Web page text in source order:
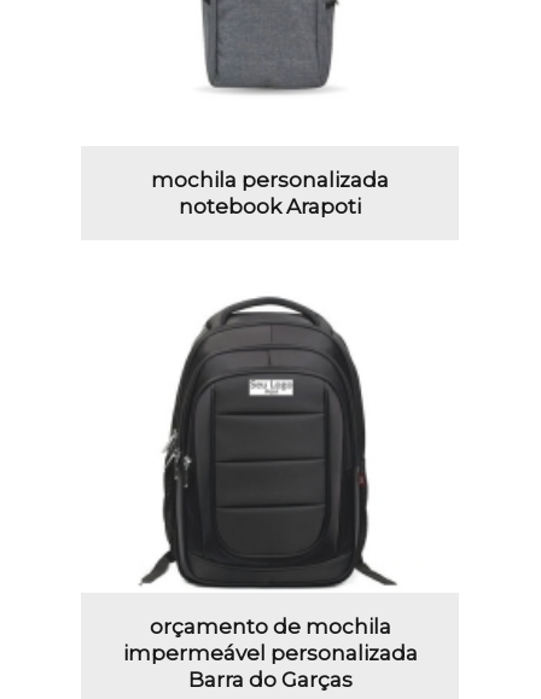
mochila personalizada
notebook Arapoti
orçamento de mochila
impermeável personalizada
Barra do Garças